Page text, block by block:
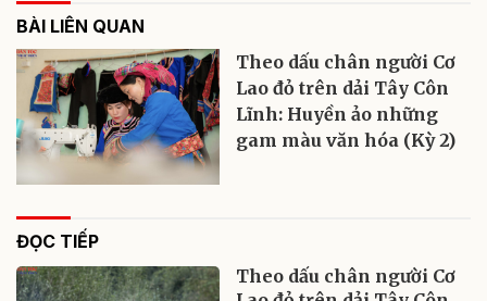
BÀI LIÊN QUAN
Theo dấu chân người Cơ
Lao đỏ trên dải Tây Côn
Lĩnh: Huyền ảo những
gam màu văn hóa (Kỳ 2)
ĐỌC TIẾP
Theo dấu chân người Cơ